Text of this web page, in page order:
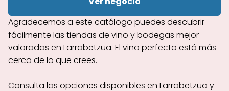
Agradecemos a este catálogo puedes descubrir
fácilmente las tiendas de vino y bodegas mejor
valoradas en Larrabetzua. El vino perfecto está más
cerca de lo que crees.
Consulta las opciones disponibles en Larrabetzua y